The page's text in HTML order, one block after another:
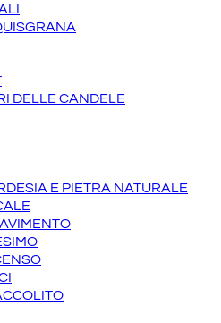
DELLE CANDELE
E PIETRA NATURALE